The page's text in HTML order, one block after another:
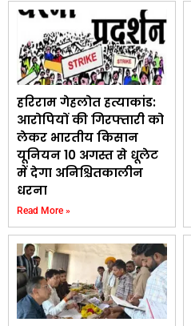
हरिराम गेहलोत हत्याकांड:
आरोपियों की गिरफ्तारी को
लेकर भारतीय किसान
यूनियन 10 अगस्त से धूलेट
में देगा अनिश्चितकालीन
धरना
Read More »